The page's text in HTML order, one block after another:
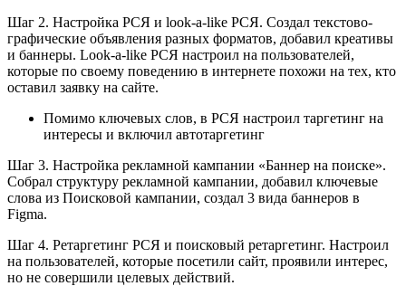
Шаг 2. Настройка РСЯ и look-a-like РСЯ. Создал текстово-
графические объявления разных форматов, добавил креативы
и баннеры. Look-a-like РСЯ настроил на пользователей,
которые по своему поведению в интернете похожи на тех, кто
оставил заявку на сайте.
Помимо ключевых слов, в РСЯ настроил таргетинг на
интересы и включил автотаргетинг
Шаг 3. Настройка рекламной кампании «Баннер на поиске».
Собрал структуру рекламной кампании, добавил ключевые
слова из Поисковой кампании, создал 3 вида баннеров в
Figma.
Шаг 4. Ретаргетинг РСЯ и поисковый ретаргетинг. Настроил
на пользователей, которые посетили сайт, проявили интерес,
но не совершили целевых действий.